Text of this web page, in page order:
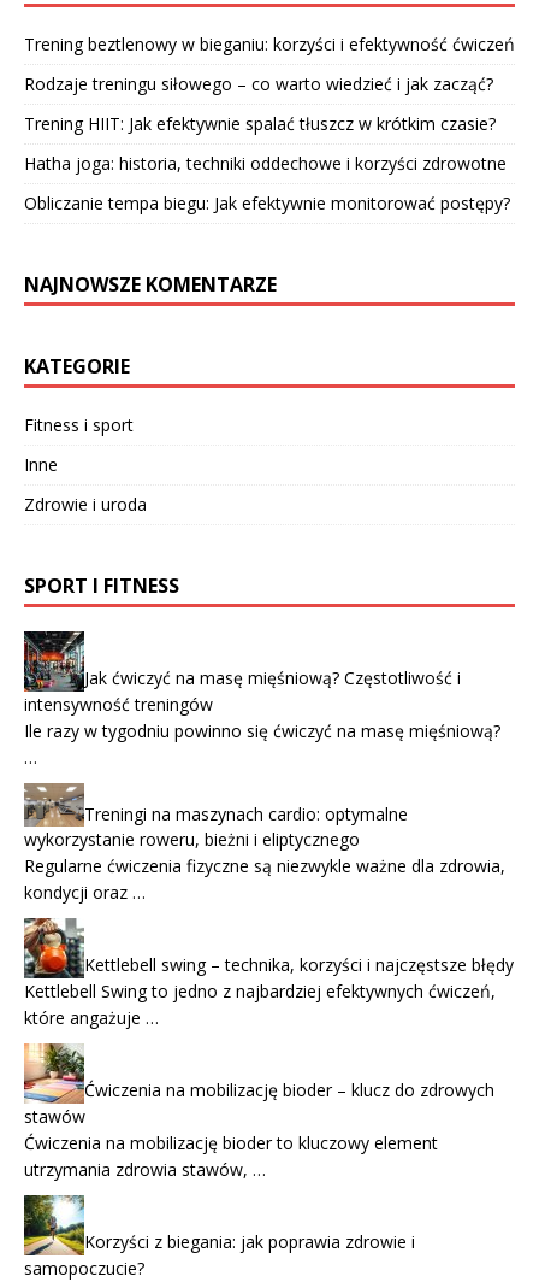
Trening beztlenowy w bieganiu: korzyści i efektywność ćwiczeń
Rodzaje treningu siłowego – co warto wiedzieć i jak zacząć?
Trening HIIT: Jak efektywnie spalać tłuszcz w krótkim czasie?
Hatha joga: historia, techniki oddechowe i korzyści zdrowotne
Obliczanie tempa biegu: Jak efektywnie monitorować postępy?
NAJNOWSZE KOMENTARZE
KATEGORIE
Fitness i sport
Inne
Zdrowie i uroda
SPORT I FITNESS
Jak ćwiczyć na masę mięśniową? Częstotliwość i
intensywność treningów
Ile razy w tygodniu powinno się ćwiczyć na masę mięśniową?
…
Treningi na maszynach cardio: optymalne
wykorzystanie roweru, bieżni i eliptycznego
Regularne ćwiczenia fizyczne są niezwykle ważne dla zdrowia,
kondycji oraz …
Kettlebell swing – technika, korzyści i najczęstsze błędy
Kettlebell Swing to jedno z najbardziej efektywnych ćwiczeń,
które angażuje …
Ćwiczenia na mobilizację bioder – klucz do zdrowych
stawów
Ćwiczenia na mobilizację bioder to kluczowy element
utrzymania zdrowia stawów, …
Korzyści z biegania: jak poprawia zdrowie i
samopoczucie?